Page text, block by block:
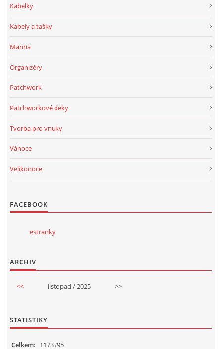
Kabelky
Kabely a tašky
Marina
Organizéry
Patchwork
Patchworkové deky
Tvorba pro vnuky
Vánoce
Velikonoce
FACEBOOK
estranky
ARCHIV
<< listopad / 2025 >>
STATISTIKY
Celkem: 1173795